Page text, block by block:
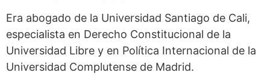
Era abogado de la Universidad Santiago de Cali,
especialista en Derecho Constitucional de la
Universidad Libre y en Política Internacional de la
Universidad Complutense de Madrid.